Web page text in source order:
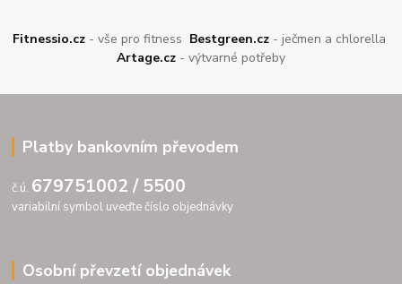
Fitnessio.cz - vše pro fitness Bestgreen.cz - ječmen a chlorella
Artage.cz - výtvarné potřeby
Platby bankovním převodem
č.ú. 679751002 / 5500
variabilní symbol uveďte číslo objednávky
Osobní převzetí objednávek